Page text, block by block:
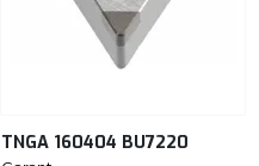
TNGA 160404 BU7220